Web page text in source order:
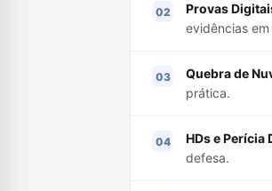
Provas
evidências
Quebra de
prática.
HDs e Perícia
defesa.